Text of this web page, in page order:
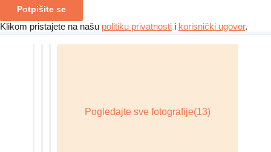
Potpišite se
Klikom pristajete na našu politiku privatnosti i korisnički ugovor.